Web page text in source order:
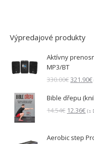
Výpredajové produkty
Aktívny
MP3/BT
330.00€
bola:
330.00€.
321.90€
Bible dřepu
14.54€ Pôvodná
14.54€.
12.36€ (s
Aerobic step